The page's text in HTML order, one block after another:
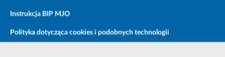
Instrukcja BIP MJO
Polityka dotycząca cookies i podobnych technologii